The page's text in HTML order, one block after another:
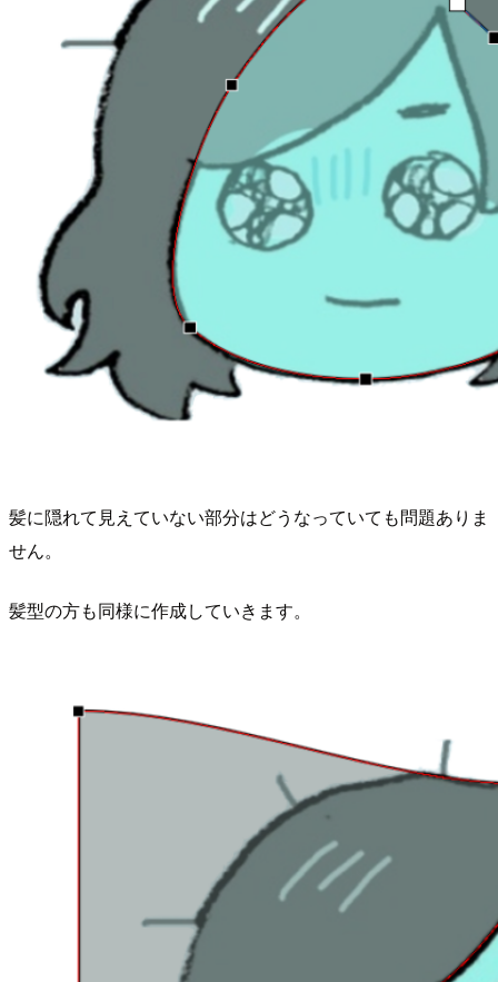
髪に隠れて見えていない部分はどうなっていても問題ありま
せん。
髪型の方も同様に作成していきます。